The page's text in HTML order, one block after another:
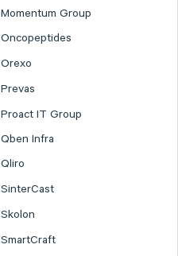
Momentum Group
Oncopeptides
Orexo
Prevas
Proact IT Group
Qben Infra
Qliro
SinterCast
Skolon
SmartCraft